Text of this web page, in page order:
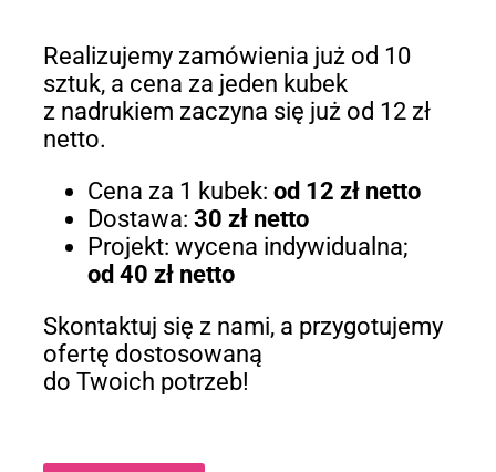
Realizujemy zamówienia już od 10
sztuk, a cena za jeden kubek
z nadrukiem zaczyna się już od 12 zł
netto.
Cena za 1 kubek: od 12 zł netto
Dostawa: 30 zł netto
Projekt: wycena indywidualna;
od 40 zł netto
Skontaktuj się z nami, a przygotujemy
ofertę dostosowaną
do Twoich potrzeb!